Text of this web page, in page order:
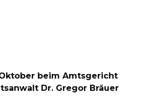
beim Amtsgericht
Dr. Gregor Bräuer